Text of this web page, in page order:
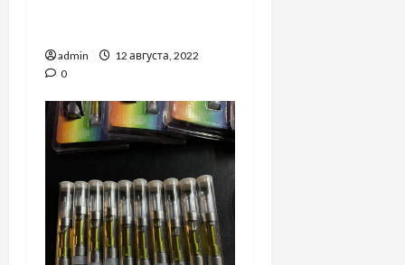
admin
12 августа, 2022
0